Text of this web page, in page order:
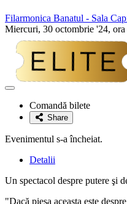
Filarmonica Banatul - Sala
Miercuri, 30 octombrie '24,
Adaugă
favoriteComandă bilete
Share
Evenimentul s-a încheiat.
Detalii
Un spectacol despre putere şi
"Dacă piesa aceasta este